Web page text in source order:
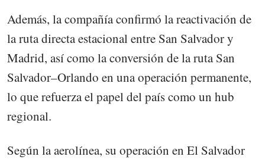
Además, la compañía confirmó la reactivación de
la ruta directa estacional entre San Salvador y
Madrid, así como la conversión de la ruta San
Salvador–Orlando en una operación permanente,
lo que refuerza el papel del país como un hub
regional.
Según la aerolínea, su operación en El Salvador